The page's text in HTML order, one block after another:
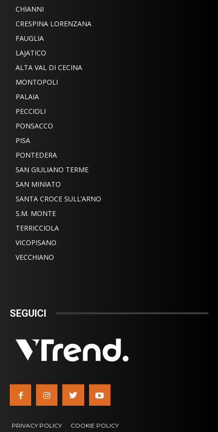
CHIANNI
CRESPINA LORENZANA
FAUGLIA
LAJATICO
ALTA VAL DI CECINA
MONTOPOLI
PALAIA
PECCIOLI
PONSACCO
PISA
PONTEDERA
SAN GIULIANO TERME
SAN MINIATO
SANTA CROCE SULL’ARNO
S.M. MONTE
TERRICCIOLA
VICOPISANO
VECCHIANO
SEGUICI
PRIVACY POLICY COOKIE POLICY